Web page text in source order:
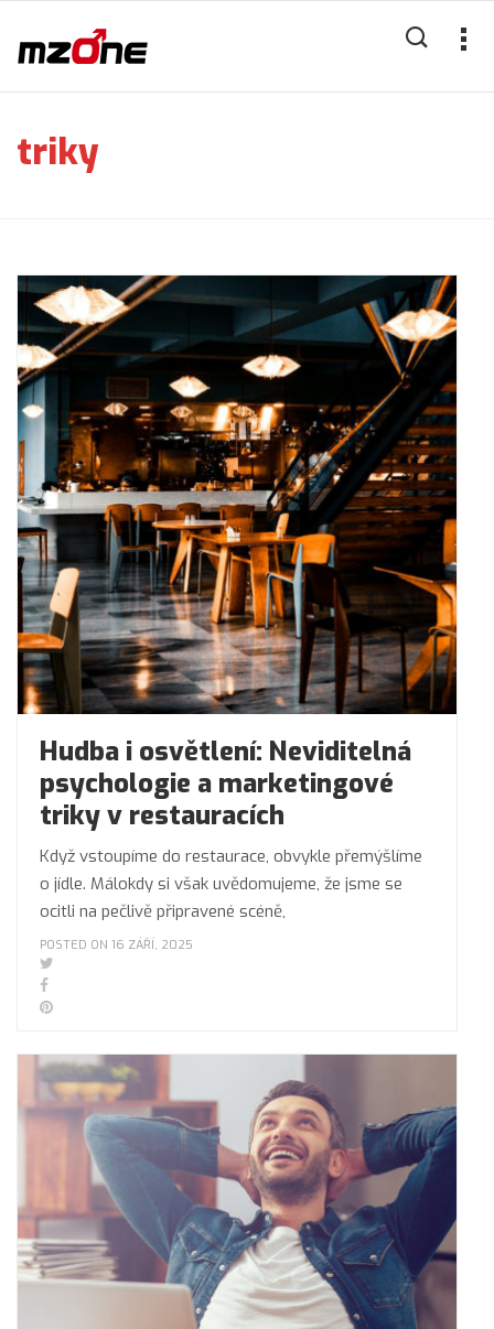
triky
Hudba i osvětlení: Neviditelná
psychologie a marketingové
triky v restauracích
Když vstoupíme do restaurace, obvykle přemýšlíme
o jídle. Málokdy si však uvědomujeme, že jsme se
ocitli na pečlivě připravené scéně,
POSTED ON 16 ZÁŘÍ, 2025